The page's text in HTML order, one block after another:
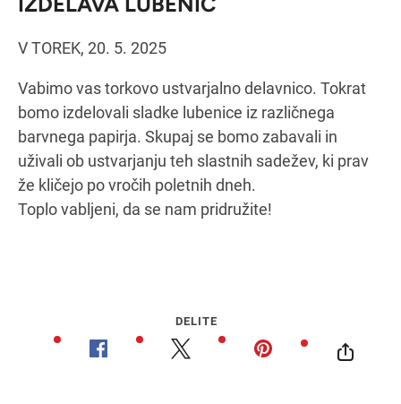
V TOREK, 20. 5. 2025
Vabimo vas torkovo ustvarjalno delavnico. Tokrat
bomo izdelovali sladke lubenice iz različnega
barvnega papirja. Skupaj se bomo zabavali in
uživali ob ustvarjanju teh slastnih sadežev, ki prav
že kličejo po vročih poletnih dneh.
Toplo vabljeni, da se nam pridružite!
DELITE